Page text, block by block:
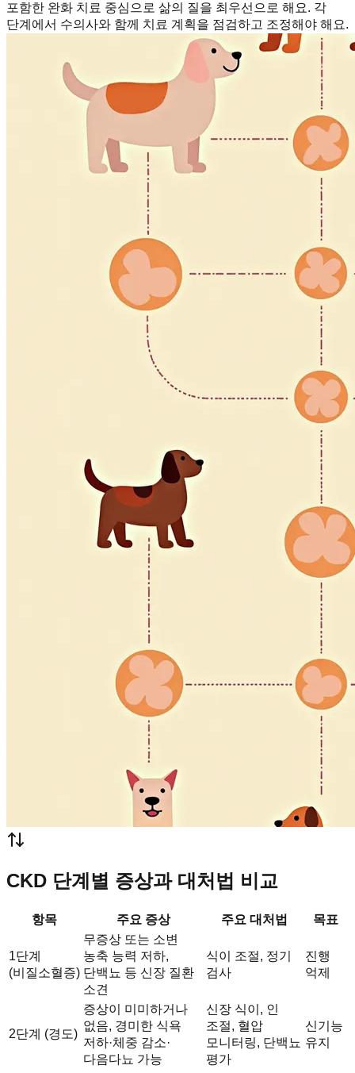
포함한 완화 치료 중심으로 삶의 질을 최우선으로 해요. 각
단계에서 수의사와 함께 치료 계획을 점검하고 조정해야 해요.
CKD 단계별 증상과 대처법 비교
항목 주요 증상 주요 대처법 목표
1단계
(비질소혈증)
무증상 또는 소변
농축 능력 저하,
단백뇨 등 신장 질환
소견
식이 조절, 정기
검사
진행
억제
2단계 (경도)
증상이 미미하거나
없음, 경미한 식욕
저하·체중 감소·
다음다뇨 가능
신장 식이, 인
조절, 혈압
모니터링, 단백뇨
평가
신기능
유지